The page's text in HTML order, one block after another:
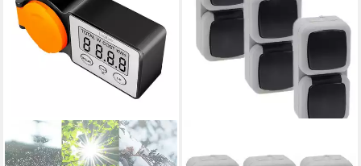
Aufputz-Steckdose 3er Set